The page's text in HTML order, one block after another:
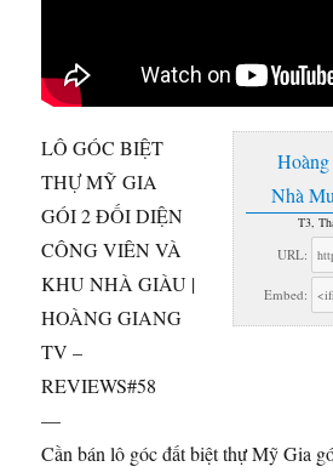
Nhà
T3,
URL:
Embed:
LÔ GÓC BIỆT
THỰ MỸ GIA
GÓI 2 ĐỐI DIỆN
CÔNG VIÊN VÀ
KHU NHÀ GIÀU |
HOÀNG GIANG
TV–
REVIEWS#58
—
Cần bán lô góc đất biệt thự Mỹ Gia